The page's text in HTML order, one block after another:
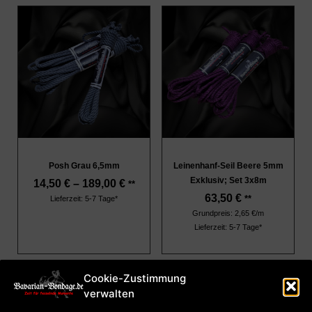
Cookie-Zustimmung
verwalten
Posh Grau 6,5mm
14,50 €– 189,00 € **
Lieferzeit: 5-7 Tage*
Leinenhanf-Seil Beere 5mm
Exklusiv; Set 3x8m
63,50 € **
Grundpreis: 2,65 €/m
Lieferzeit: 5-7 Tage*